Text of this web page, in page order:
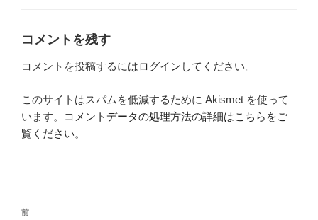
コメントを残す
コメントを投稿するにはログイン してください。
このサイトはスパムを低減するために Akismet を使って
います。
コメントデータの処理方法の詳細はこちらをご
覧ください。
投
前
前